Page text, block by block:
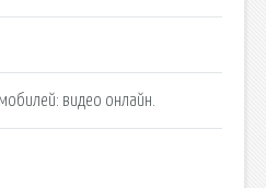
видео онлайн.